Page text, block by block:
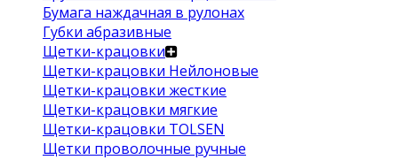
Бумага наждачная в рулонах
Губки абразивные
Щетки-крацовки
Щетки-крацовки Нейлоновые
Щетки-крацовки жесткие
Щетки-крацовки мягкие
Щетки-крацовки TOLSEN
Щетки проволочные ручные